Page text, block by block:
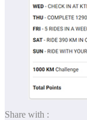
Share with :